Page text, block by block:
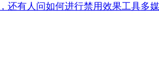
有人问如何进行禁用效果工具多